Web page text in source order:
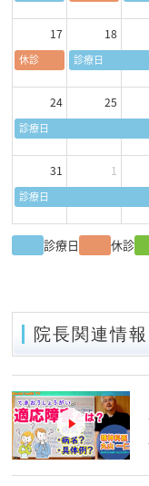
17
休診
18
診療日
24
診療日
25
31
診療日
1
診療日 休診
院長関連情報